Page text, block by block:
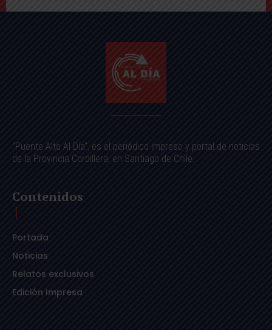
"Puente Alto Al Día", es el periódico impreso y portal de noticias
de la Provincia Cordillera, en Santiago de Chile.
Contenidos
Portada
Noticias
Relatos exclusivos
Edición Impresa